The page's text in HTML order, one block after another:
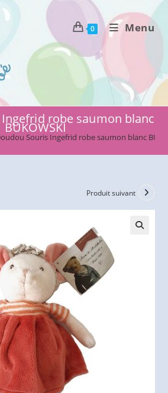
0 Menu
robe saumon blanc
BUKOWSKI
Souris Ingefrid robe saumon blanc
Produit suivant